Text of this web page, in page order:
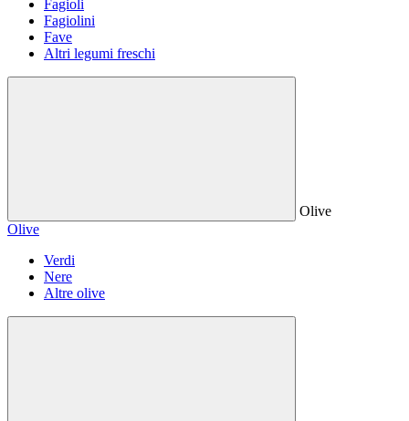
Fagioli
Fagiolini
Fave
Altri legumi freschi
Olive
Olive
Verdi
Nere
Altre olive